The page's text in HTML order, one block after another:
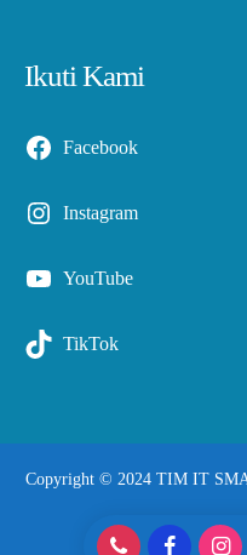
Ikuti Kami
Facebook
Instagram
YouTube
TikTok
Copyright © 2024 TIM IT SMA